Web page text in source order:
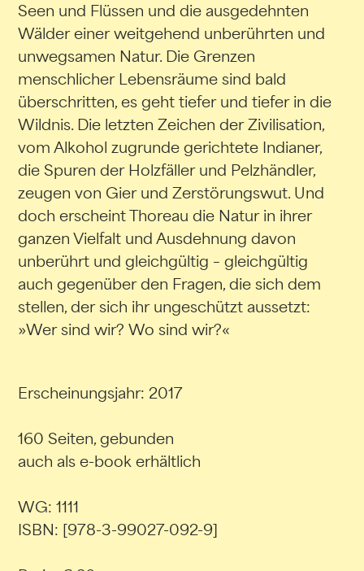
Seen und Flüssen und die ausgedehnten
Wälder einer weitgehend unberührten und
unwegsamen Natur. Die Grenzen
menschlicher Lebensräume sind bald
überschritten, es geht tiefer und tiefer in die
Wildnis. Die letzten Zeichen der Zivilisation,
vom Alkohol zugrunde gerichtete Indianer,
die Spuren der Holzfäller und Pelzhändler,
zeugen von Gier und Zerstörungswut. Und
doch erscheint Thoreau die Natur in ihrer
ganzen Vielfalt und Ausdehnung davon
unberührt und gleichgültig – gleichgültig
auch gegenüber den Fragen, die sich dem
stellen, der sich ihr ungeschützt aussetzt:
»Wer sind wir? Wo sind wir?«
Erscheinungsjahr: 2017
160 Seiten, gebunden
auch als e-book erhältlich
WG: 1111
ISBN: [978-3-99027-092-9]